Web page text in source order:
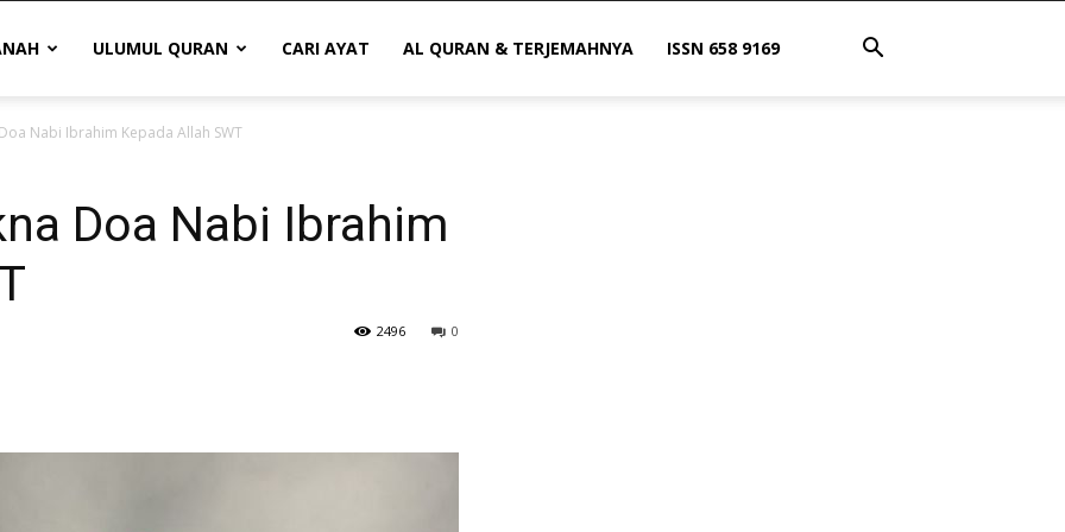
ULUMUL QURAN CARI AYAT AL QURAN & TERJEMAHNYA ISSN 658 9169
Nabi Ibrahim Kepada Allah SWT
Doa Nabi Ibrahim
0
2496